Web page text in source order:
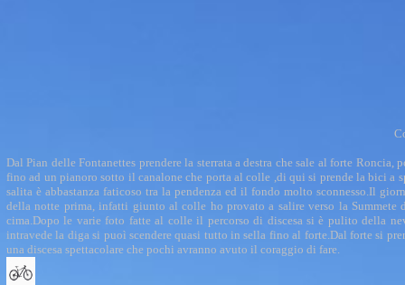
Dal Pian delle Fontanettes prendere la sterrata a destra che sale al forte
fino ad un pianoro sotto il canalone che porta al colle ,di qui si prende la bici
salita è abbastanza faticoso tra la pendenza ed il fondo molto sconnesso.Il
della notte prima, infatti giunto al colle ho provato a salire verso la
cima.Dopo le varie foto fatte al colle il percorso di discesa si è pulito della
intravede la diga si puoì scendere quasi tutto in sella fino al forte.Dal forte si
una discesa spettacolare che pochi avranno avuto il coraggio di fare.